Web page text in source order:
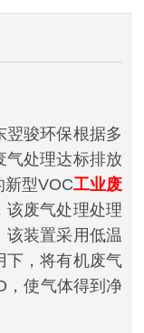
翌骏环保根据多
气处理达标排放
新型VOC工业废
该废气处理处理
该装置采用低温
下，将有机废气
，使气体得到净